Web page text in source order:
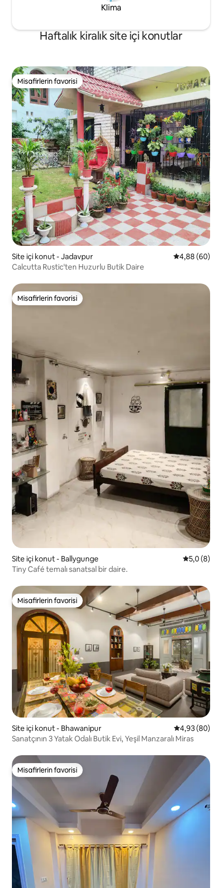
Klima
Haftalık kiralık site içi konutlar
Misafirlerin favorisi
Misafirlerin favorisi
Site içi konut - Jadavpur 5 üzerinden
4,88 (60)
Calcutta Rustic'ten Huzurlu Butik Daire
Misafirlerin favorisi
Misafirlerin favorisi
Site içi konut - Ballygunge 55,0 (8)
Tiny Café temalı sanatsal bir daire.
Misafirlerin favorisi
Misafirlerin favorisi
Site içi konut - Bhawanipur 5 üzerinden
4,93 (80)
Sanatçının 3 Yatak Odalı Butik Evi, Yeşil Manzaralı Miras
Misafirlerin favorisi
Misafirlerin favorisi